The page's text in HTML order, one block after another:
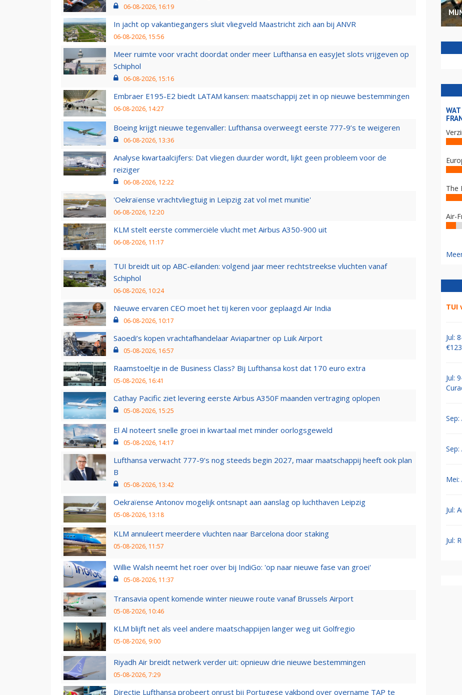
06-08-2026, 16:19
In jacht op vakantiegangers sluit vliegveld Maastricht zich aan bij ANVR
06-08-2026, 15:56
Meer ruimte voor vracht doordat onder meer Lufthansa en easyJet slots vrijgeven op
Schiphol
06-08-2026, 15:16
Embraer E195-E2 biedt LATAM kansen: maatschappij zet in op nieuwe bestemmingen
06-08-2026, 14:27
Boeing krijgt nieuwe tegenvaller: Lufthansa overweegt eerste 777-9’s te weigeren
06-08-2026, 13:36
Analyse kwartaalcijfers: Dat vliegen duurder wordt, lijkt geen probleem voor de
reiziger
06-08-2026, 12:22
'Oekraïense vrachtvliegtuig in Leipzig zat vol met munitie'
06-08-2026, 12:20
KLM stelt eerste commerciële vlucht met Airbus A350-900 uit
06-08-2026, 11:17
TUI breidt uit op ABC-eilanden: volgend jaar meer rechtstreekse vluchten vanaf
Schiphol
06-08-2026, 10:24
Nieuwe ervaren CEO moet het tij keren voor geplaagd Air India
06-08-2026, 10:17
Saoedi’s kopen vrachtafhandelaar Aviapartner op Luik Airport
05-08-2026, 16:57
Raamstoeltje in de Business Class? Bij Lufthansa kost dat 170 euro extra
05-08-2026, 16:41
Cathay Pacific ziet levering eerste Airbus A350F maanden vertraging oplopen
05-08-2026, 15:25
El Al noteert snelle groei in kwartaal met minder oorlogsgeweld
05-08-2026, 14:17
Lufthansa verwacht 777-9’s nog steeds begin 2027, maar maatschappij heeft ook plan
B
05-08-2026, 13:42
Oekraïense Antonov mogelijk ontsnapt aan aanslag op luchthaven Leipzig
05-08-2026, 13:18
KLM annuleert meerdere vluchten naar Barcelona door staking
05-08-2026, 11:57
Willie Walsh neemt het roer over bij IndiGo: 'op naar nieuwe fase van groei'
05-08-2026, 11:37
Transavia opent komende winter nieuwe route vanaf Brussels Airport
05-08-2026, 10:46
KLM blijft net als veel andere maatschappijen langer weg uit Golfregio
05-08-2026, 9:00
Riyadh Air breidt netwerk verder uit: opnieuw drie nieuwe bestemmingen
05-08-2026, 7:29
Directie Lufthansa probeert onrust bij Portugese vakbond over overname TAP te
The
Air-
TUI
Jul:
Jul:
Jul:
Jul: